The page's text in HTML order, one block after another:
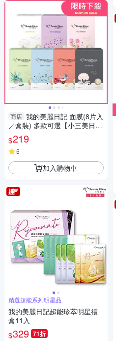
商店 我的美麗日記 面膜(8片入
／盒裝) 多款可選【小三美日】
D091460 保濕 舒緩 煥白
$219
5
加入購物車
精選超能系列明星品
我的美麗日記超能珍萃明星禮
盒11入
$329 71折